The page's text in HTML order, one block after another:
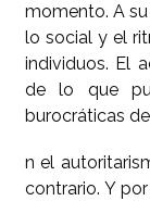
momento. A
lo social y el
individuos. El
de lo que
burocráticas
n el
contrario. Y